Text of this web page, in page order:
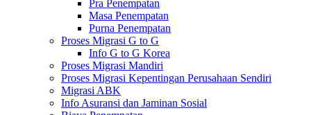
Pra Penempatan
Masa Penempatan
Purna Penempatan
Proses Migrasi G to G
Info G to G Korea
Proses Migrasi Mandiri
Proses Migrasi Kepentingan Perusahaan Sendiri
Migrasi ABK
Info Asuransi dan Jaminan Sosial